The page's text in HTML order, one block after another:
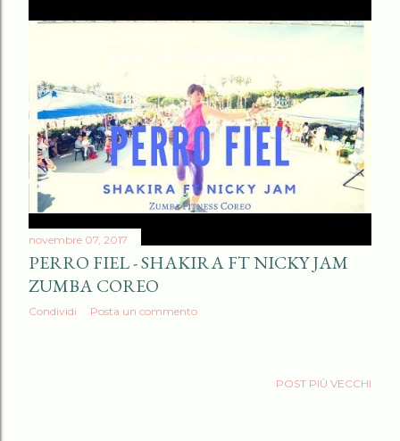
novembre 07, 2017
PERRO FIEL - SHAKIRA FT NICKY JAM
ZUMBA COREO
Condividi Posta un commento
POST PIÙ VECCHI